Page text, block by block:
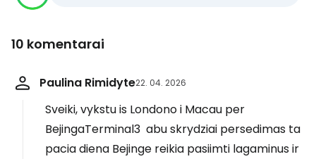
10 komentarai
Paulina Rimidyte22. 04. 2026
Sveiki, vykstu is Londono i Macau per
BejingaTerminal3 abu skrydziai persedimas ta
pacia diena Bejinge reikia pasiimti lagaminus ir